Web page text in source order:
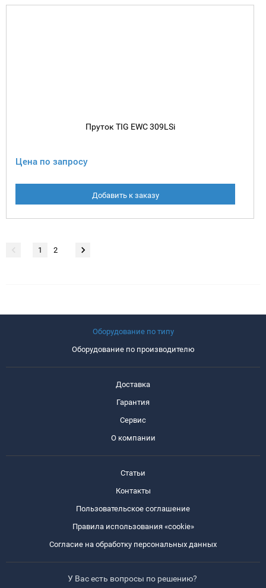
Пруток TIG EWC 309LSi
Цена по запросу
Добавить к заказу
1 2
Оборудование по типу
Оборудование по производителю
Доставка
Гарантия
Сервис
О компании
Статьи
Контакты
Пользовательское соглашение
Правила использования «cookie»
Согласие на обработку персональных данных
У Вас есть вопросы по решению?